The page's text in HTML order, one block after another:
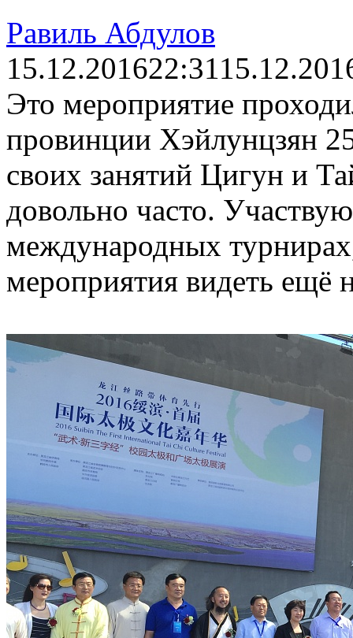
Равиль Абдулов
15.12.201622:31
Это мероприятие
провинции Хэйлунцзян
своих занятий Цигун и
довольно часто.
международных
мероприятия видеть ещё